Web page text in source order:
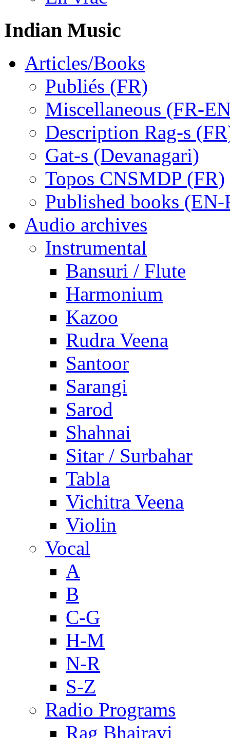
Indian Music
Articles/Books
Publiés (FR)
Miscellaneous (FR-
Description Rag-s
Gat-s (Devanagari)
Topos CNSMDP (FR)
Published books (EN-
Audio archives
Instrumental
Bansuri / Flute
Harmonium
Kazoo
Rudra Veena
Santoor
Sarangi
Sarod
Shahnai
Sitar / Surbahar
Tabla
Vichitra Veena
Violin
Vocal
A
B
C-G
H-M
N-R
S-Z
Radio Programs
Rag Bhairavi